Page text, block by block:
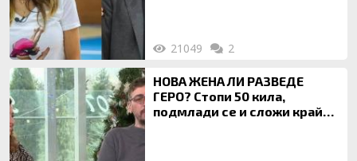
21049 2
НОВА ЖЕНА ЛИ РАЗВЕДЕ
ГЕРО? Стопи 50 кила,
подмлади се и сложи край